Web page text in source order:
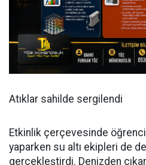
Atıklar sahilde sergilendi
Etkinlik çerçevesinde
yaparken su altı ekipleri de
gerçekleştirdi. Denizden